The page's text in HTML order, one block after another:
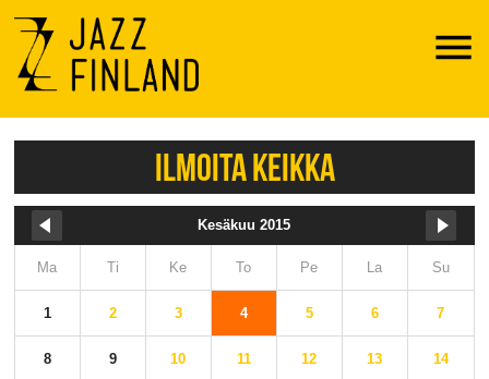
Menu
ILMOITA KEIKKA
Kesäkuu 2015
Ma Ti Ke To Pe La Su
1 2 3 4 5 6 7
8 9 10 11 12 13 14